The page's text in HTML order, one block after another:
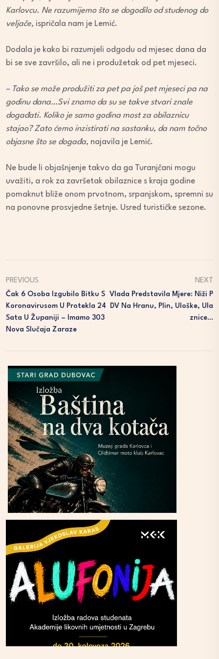
Karlovcu. Ne razumijemo što se dogodilo od studenog do
veljače, ispričala nam je Lemić.
Dodala je kako bi razumjeli odgodu od mjesec dana da
bi se sve završilo, ali ne i produžetak od pet mjeseci.
– Tako se može produžiti za pet pa još pet mjeseci pa na
godinu dana…Svi znamo da su se takve stvari znale
događati. Koliko je samo godina most za obilaznicu
stajao? Zato ćemo inzistirati na sastanku, da nam točno
objasne što se događa, najavila je Lemić.
Ne bude li objašnjenje takvo da ga Turanjčani mogu
uvažiti, a rok za završetak obilaznice s kraja godine
pomaknut bliže onom prvotnom, srpanjskom, spremni su
na ponovne prosvjedne šetnje. Usred turističke sezone.
PREVIOUS
Čak 6 Osoba Izgubilo Bitku S
Koronavirusom U Protekla 24
Sata U Županiji – Imamo 303
Nova Slučaja Zaraze
NEXT
Vlada Predstavila Mjere: Niži P
DV Na Hranu, Plin, Uloške, Ula
Znice…